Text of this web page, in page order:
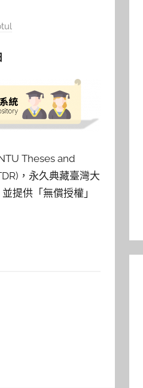
Theses and
，永久典藏臺灣大
提供「無償授權」